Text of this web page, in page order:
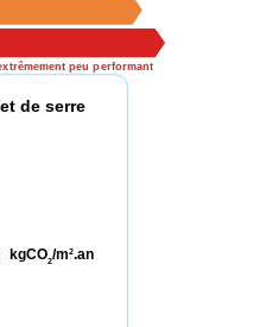
peu performant
de serre
kgCO2/m2.an